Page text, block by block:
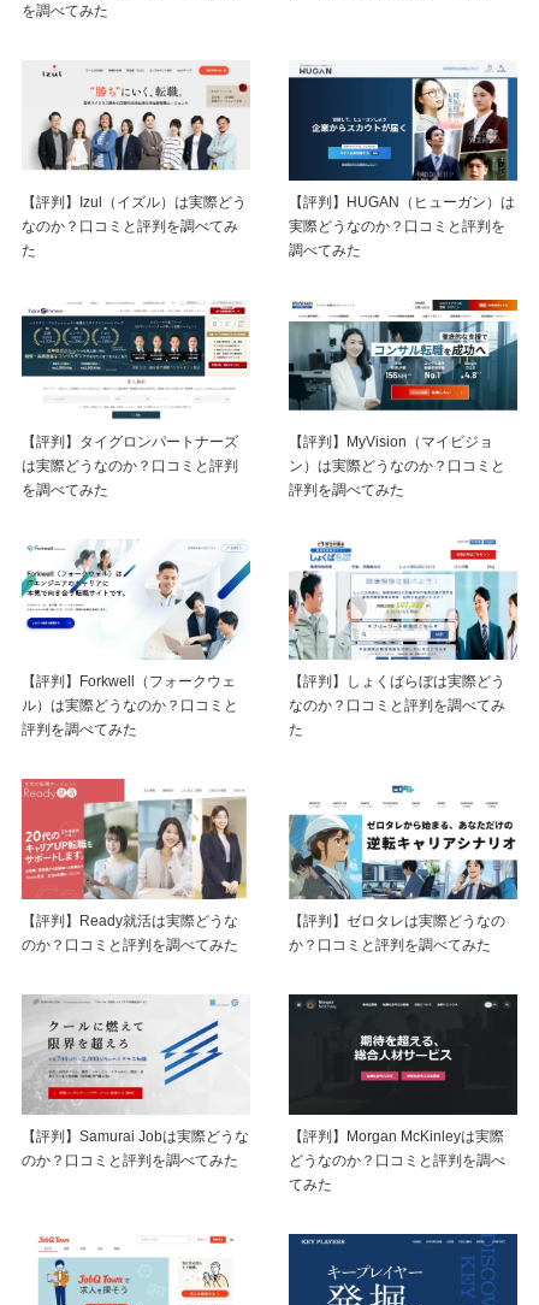
を調べてみた
【評判】Izul（イズル）は実際どう
なのか？口コミと評判を調べてみ
た
【評判】HUGAN（ヒューガン）は
実際どうなのか？口コミと評判を
調べてみた
【評判】タイグロンパートナーズ
は実際どうなのか？口コミと評判
を調べてみた
【評判】MyVision（マイビジョ
ン）は実際どうなのか？口コミと
評判を調べてみた
【評判】Forkwell（フォークウェ
ル）は実際どうなのか？口コミと
評判を調べてみた
【評判】しょくばらぼは実際どう
なのか？口コミと評判を調べてみ
た
【評判】Ready就活は実際どうな
のか？口コミと評判を調べてみた
【評判】ゼロタレは実際どうなの
か？口コミと評判を調べてみた
【評判】Samurai Jobは実際どうな
のか？口コミと評判を調べてみた
【評判】Morgan McKinleyは実際
どうなのか？口コミと評判を調べ
てみた